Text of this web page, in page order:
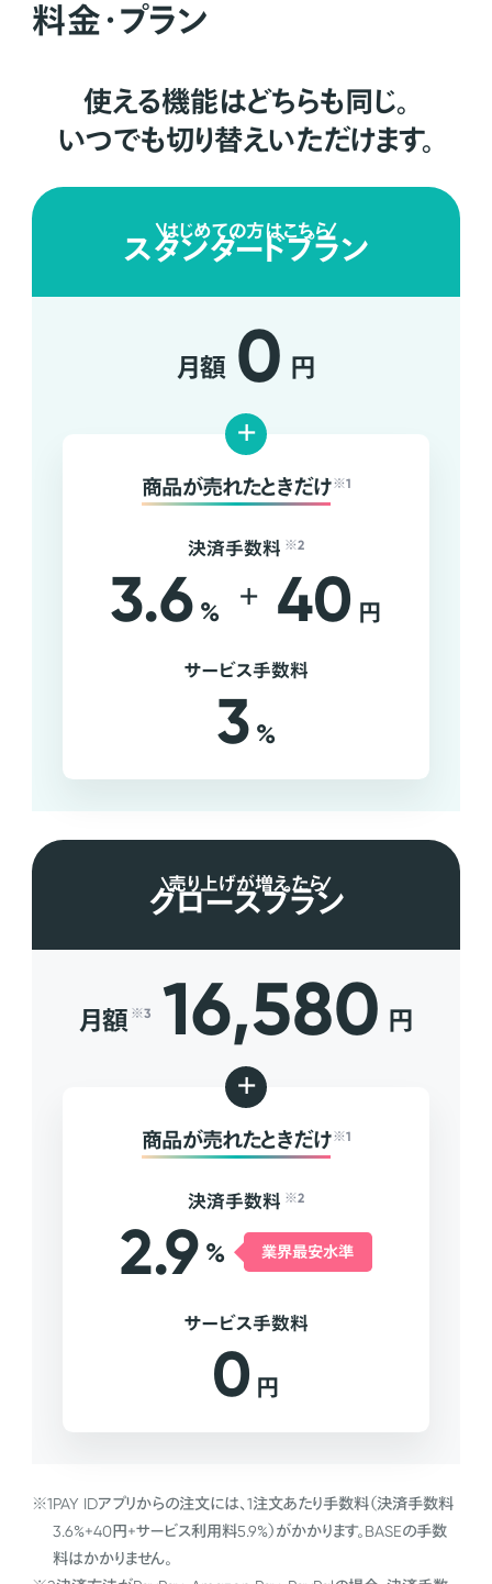
料金・プラン
使える機能はどちらも同じ。
いつでも切り替えいただけます。
はじめての方はこちら
スタンダードプラン
月額 0 円
+
商品が売れたときだけ ※1
決済手数料 ※2
3.6 % + 40 円
サービス手数料
3 %
売り上げが増えたら
グロースプラン
月額 ※3 16,580 円
+
商品が売れたときだけ ※1
決済手数料 ※2
2.9 % 業界最安水準
サービス手数料
0 円
※1PAY IDアプリからの注文には、1注文あたり手数料（決済手数料
3.6%+40円+サービス利用料5.9%）がかかります。BASEの手数
料はかかりません。